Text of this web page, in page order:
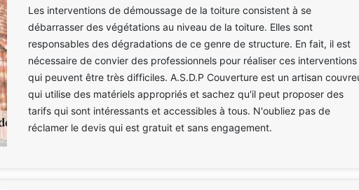
Les interventions de démoussage de la toiture consistent à se
débarrasser des végétations au niveau de la toiture. Elles sont
responsables des dégradations de ce genre de structure. En fait, il est
nécessaire de convier des professionnels pour réaliser ces interventions
qui peuvent être très difficiles. A.S.D.P Couverture est un artisan
qui utilise des matériels appropriés et sachez qu'il peut proposer des
tarifs qui sont intéressants et accessibles à tous. N'oubliez pas de
réclamer le devis qui est gratuit et sans engagement.